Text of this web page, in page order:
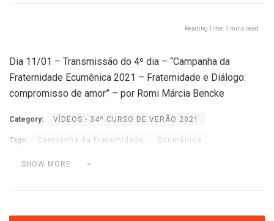
Reading Time: 1 mins read
Dia 11/01 – Transmissão do 4º dia – “Campanha da
Fraternidade Ecumênica 2021 – Fraternidade e Diálogo:
compromisso de amor” – por Romi Márcia Bencke
SHOW MORE
Category: VÍDEOS - 34º CURSO DE VERÃO 2021
Tags: Campanha da Fraternidade Ecumênica